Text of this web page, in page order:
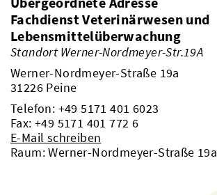
Fachdienst Veterinärwesen und
Lebensmittelüberwachung
Standort Werner-Nordmeyer-Str.19A
Werner-Nordmeyer-Straße 19a
31226 Peine
Telefon: +49 5171 401 6023
Fax: +49 5171 401 772 6
E-Mail schreiben
Raum: Werner-Nordmeyer-Straße 19a